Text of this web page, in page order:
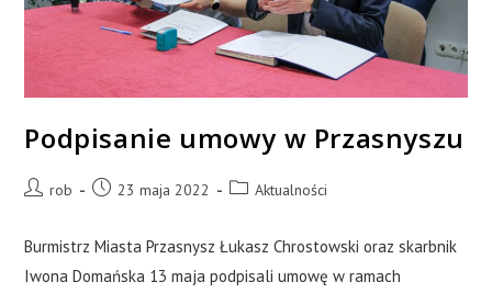
Podpisanie umowy w Przasnyszu
rob 23 maja 2022 Aktualności
Burmistrz Miasta Przasnysz Łukasz Chrostowski oraz skarbnik
Iwona Domańska 13 maja podpisali umowę w ramach